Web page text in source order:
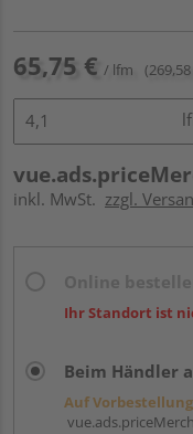
65,75 € / lfm
inkl. MwSt. zzgl.
Ihr Standort ist
Beim Händler
Auf